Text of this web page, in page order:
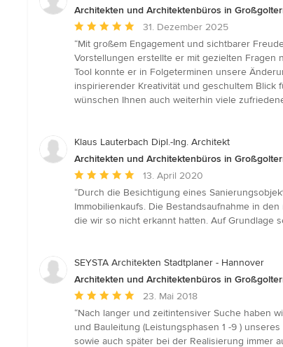
Architekten und Architektenbüros in
Durchschnittliche
Bewertung:
5
von
5
Sternen
31. Dezember 2025
“Mit großem Engagement und sichtbarer
Vorstellungen erstellte er mit gezielten Fragen
Tool konnte er in Folgeterminen unsere
inspirierender Kreativität und geschultem Blick
wünschen Ihnen auch weiterhin viele
Klaus Lauterbach Dipl.-Ing. Architekt
Architekten und Architektenbüros in
Durchschnittliche
Bewertung:
5
von
13. April 2020
“Durch die Besichtigung eines
Immobilienkaufs. Die Bestandsaufnahme in
die wir so nicht erkannt hatten. Auf Grundlage
SEYSTA Architekten Stadtplaner - Hannover
Architekten und Architektenbüros in
Durchschnittliche
Bewertung:
5
von
23. Mai 2018
“Nach langer und zeitintensiver Suche haben
und Bauleitung (Leistungsphasen 1 -9 )
sowie auch später bei der Realisierung immer